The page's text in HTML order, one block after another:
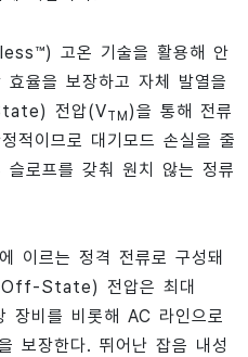
고온 기술을 활용해 안
율을 보장하고 자체 발열을
전압(VTM )을 통해 전류
적이므로 대기모드 손실을 줄
로프를 갖춰 원치 않는 정류
이르는 정격 전류로 구성돼
State) 전압은 최대
비를 비롯해 AC 라인으로
보장한다. 뛰어난 잡음 내성